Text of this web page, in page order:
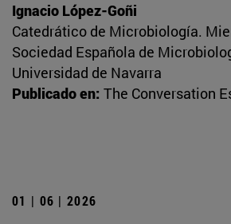
Ignacio López-Goñi
Catedrático de Microbiología.
Sociedad Española de
Universidad de Navarra
Publicado en: The Conversation
01 | 06 | 2026